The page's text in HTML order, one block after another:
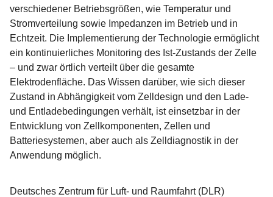
verschiedener Betriebsgrößen, wie Temperatur und
Stromverteilung sowie Impedanzen im Betrieb und in
Echtzeit. Die Implementierung der Technologie ermöglicht
ein kontinuierliches Monitoring des Ist-Zustands der Zelle
– und zwar örtlich verteilt über die gesamte
Elektrodenfläche. Das Wissen darüber, wie sich dieser
Zustand in Abhängigkeit vom Zelldesign und den Lade-
und Entladebedingungen verhält, ist einsetzbar in der
Entwicklung von Zellkomponenten, Zellen und
Batteriesystemen, aber auch als Zelldiagnostik in der
Anwendung möglich.
Deutsches Zentrum für Luft- und Raumfahrt (DLR)